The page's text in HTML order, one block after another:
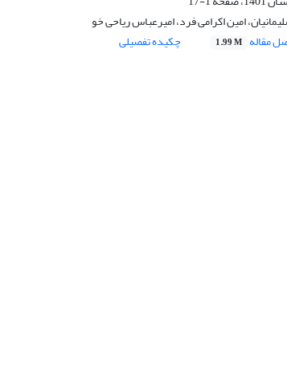
امین اکرامی فرد، امیرعباس ریاحی خو
مقاله 1.99 M چکیده تفصیلی